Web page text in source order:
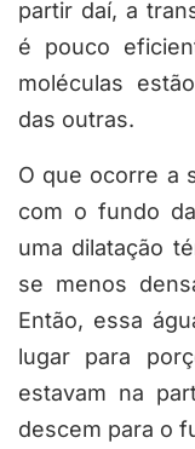
partir daí, a
é pouco
moléculas
das outras.
O que ocorre a
com o fundo
uma dilatação
se menos
Então, essa
lugar para
estavam na
descem para o